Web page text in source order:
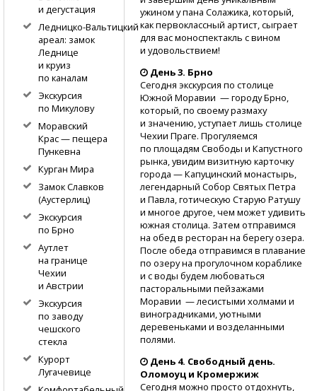
ужином у пана Солажика, который,
как первоклассный артист, сыграет
для вас моноспектакль с вином
и удовольствием!
День 3. Брно
Сегодня экскурсия по столице
Южной Моравии — городу Брно,
который, по своему размаху
и значению, уступает лишь столице
Чехии Праге. Прогуляемся
по площадям Свободы и Капустного
рынка, увидим визитную карточку
города — Капуцинский монастырь,
легендарный Собор Святых Петра
и Павла, готическую Старую Ратушу
и многое другое, чем может удивить
южная столица. Затем отправимся
на обед в ресторан на берегу озера.
После обеда отправимся в плавание
по озеру на прогулочном кораблике
и с воды будем любоваться
пасторальными пейзажами
Моравии — лесистыми холмами и
виноградниками, уютными
деревеньками и возделанными
полями.
День 4. Свободный день.
Оломоуц и Кромержиж
Сегодня можно просто отдохнуть,
и дегустация
Ледницко-Вальтицкий
ареал: замок
Леднице
и круиз
по каналам
Экскурсия
по Микулову
Моравский
Крас — пещера
Пункевна
Курган Мира
Замок Славков
(Аустерлиц)
Экскурсия
по Брно
Аутлет
на границе
Чехии
и Австрии
Экскурсия
по заводу
чешского
стекла
Курорт
Лугачевице